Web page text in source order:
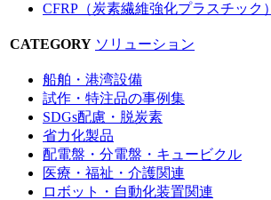
CFRP（炭素繊維強化プラスチック）
CATEGORY ソリューション
船舶・港湾設備
試作・特注品の事例集
SDGs配慮・脱炭素
省力化製品
配電盤・分電盤・キュービクル
医療・福祉・介護関連
ロボット・自動化装置関連